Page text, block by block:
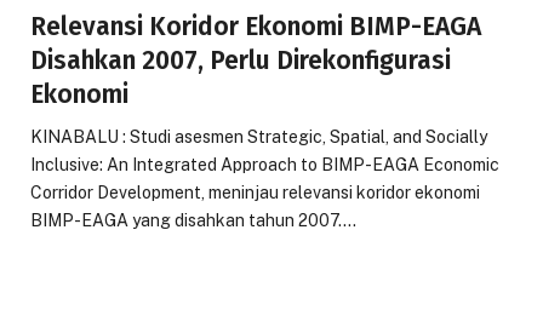
Relevansi Koridor Ekonomi BIMP-EAGA
Disahkan 2007, Perlu Direkonfigurasi
Ekonomi
KINABALU : Studi asesmen Strategic, Spatial, and Socially
Inclusive: An Integrated Approach to BIMP-EAGA Economic
Corridor Development, meninjau relevansi koridor ekonomi
BIMP-EAGA yang disahkan tahun 2007.…